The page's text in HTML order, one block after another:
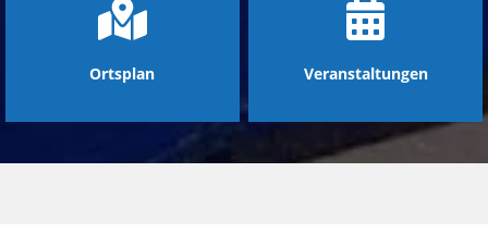
Ortsplan Veranstaltungen